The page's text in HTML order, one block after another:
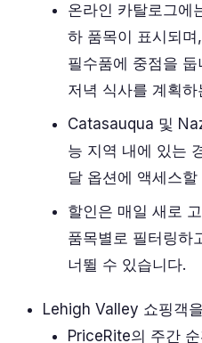
온라인 카탈로그에
하 품목이 표시되
필수품에 중점을
저녁 식사를 계획
Catasauqua 및
능 지역 내에 있는
달 옵션에 액세스
할인은 매일 새로
품목별로 필터링하
너뛸 수 있습니다.
Lehigh Valley 쇼핑객
PriceRite의 주간